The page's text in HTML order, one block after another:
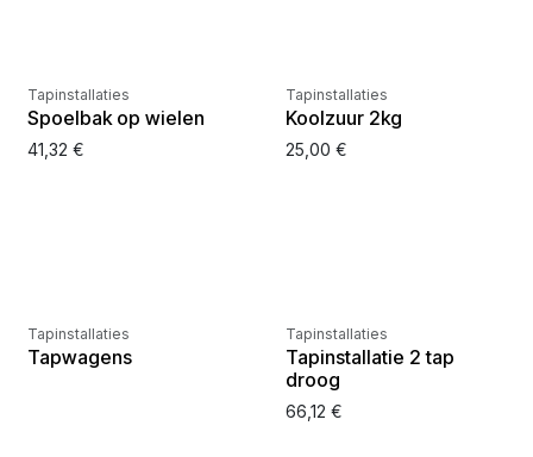
Tapinstallaties
Spoelbak op wielen
41,32 €
Tapinstallaties
Koolzuur 2kg
25,00 €
Tapinstallaties
Tapwagens
Tapinstallaties
Tapinstallatie 2 tap
droog
66,12 €